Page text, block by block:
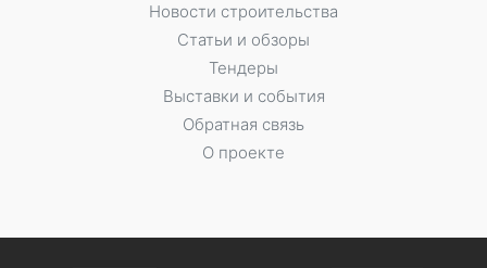
Новости строительства
Статьи и обзоры
Тендеры
Выставки и события
Обратная связь
О проекте